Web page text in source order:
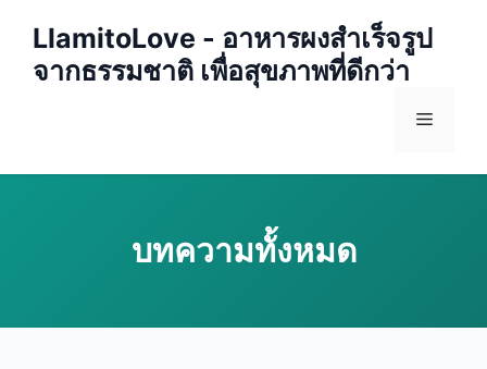
content
LlamitoLove - อาหารผงสำเร็จรูป
จากธรรมชาติ เพื่อสุขภาพที่ดีกว่า
Menu